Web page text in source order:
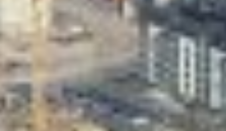
Valon Kaupunki
Lasten Lysti & LystiKylä-festivaali
Ohje